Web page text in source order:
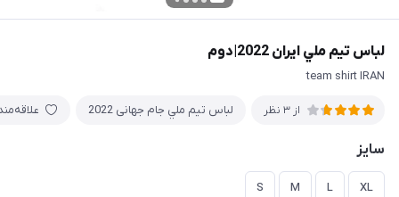
لباس تيم ملي ایران 2022|دوم
team shirt IRAN
از 3 نظر لباس تيم ملي جام جهانی 2022
سایز
XL
L
M
S